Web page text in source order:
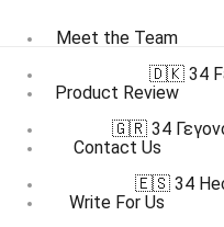
Meet the Team
Product Review
Contact Us
Write For Us
🇩🇰 34
🇬🇷 34
🇪🇸 34